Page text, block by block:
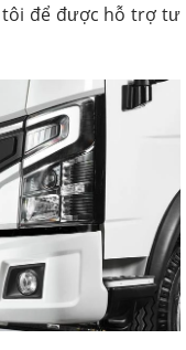
để được hỗ trợ tư